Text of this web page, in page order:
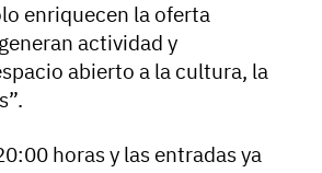
enriquecen la oferta
actividad y
abierto a la cultura, la
horas y las entradas ya